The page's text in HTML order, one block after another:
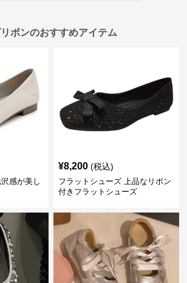
ボンのおすすめアイテム
感が美し
¥8,200 (税込)
フラットシューズ 上品なリボン
付きフラットシューズ